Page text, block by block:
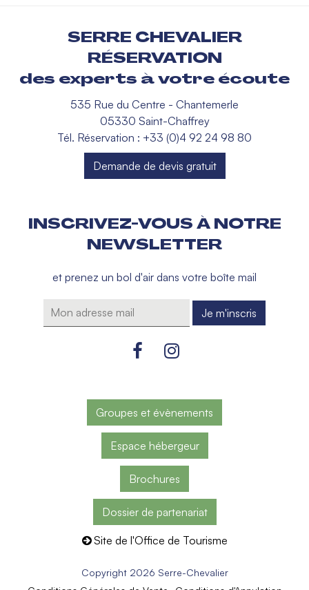
SERRE CHEVALIER
RÉSERVATION
des experts à votre écoute
535 Rue du Centre - Chantemerle
05330 Saint-Chaffrey
Tél. Réservation : +33 (0)4 92 24 98 80
Demande de devis gratuit
INSCRIVEZ-VOUS À NOTRE
NEWSLETTER
et prenez un bol d'air dans votre boîte mail
Groupes et évènements
Espace hébergeur
Brochures
Dossier de partenariat
Site de l'Office de Tourisme
Copyright 2026 Serre-Chevalier